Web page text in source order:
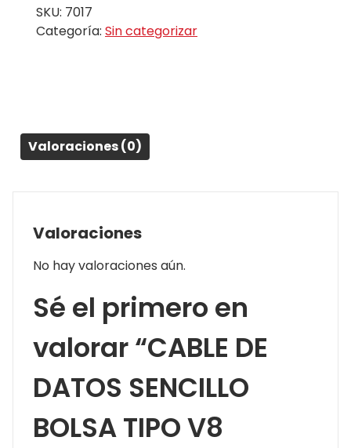
SKU: 7017
Categoría: Sin categorizar
Valoraciones (0)
Valoraciones
No hay valoraciones aún.
Sé el primero en
valorar “CABLE DE
DATOS SENCILLO
BOLSA TIPO V8